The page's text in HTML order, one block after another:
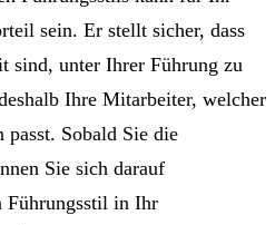
sein. Er stellt sicher, dass
sind, unter Ihrer Führung zu
Ihre Mitarbeiter, welcher
Sobald Sie die
Sie sich darauf
Führungsstil in Ihr